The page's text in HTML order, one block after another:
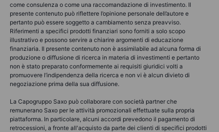
come consulenza o come una raccomandazione di investimento. Il
presente contenuto può riflettere l’opinione personale dell’autore e
pertanto può essere soggetto a cambiamento senza preavviso.
Riferimenti a specifici prodotti finanziari sono forniti a solo scopo
illustrativo e possono servire a chiarire argomenti di educazione
finanziaria. Il presente contenuto non è assimilabile ad alcuna forma di
produzione o diffusione di ricerca in materia di investimenti e pertanto
non è stato preparato conformemente ai requisiti giuridici volti a
promuovere l’indipendenza della ricerca e non vi è alcun divieto di
negoziazione prima della sua diffusione.
La Capogruppo Saxo può collaborare con società partner che
remunerano Saxo per le attività promozionali effettuate sulla propria
piattaforma. In particolare, alcuni accordi prevedono il pagamento di
retrocessioni, a fronte all'acquisto da parte dei clienti di specifici prodotti